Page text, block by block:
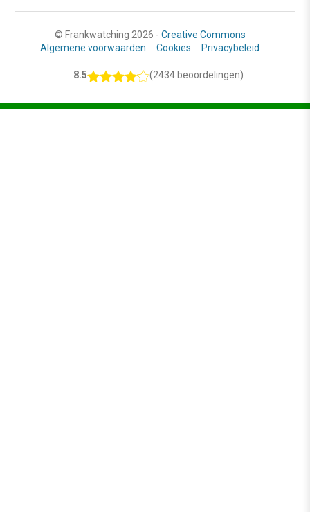
© Frankwatching 2026 - Creative Commons
Algemene voorwaarden
Cookies Privacybeleid
8.5 (2434 beoordelingen)